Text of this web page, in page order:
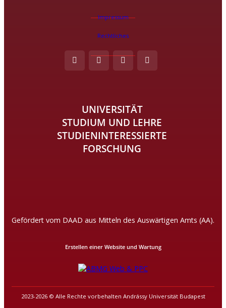
Impressum
Rechtliches
UNIVERSITÄT
STUDIUM UND LEHRE
STUDIENINTERESSIERTE
FORSCHUNG
Gefördert vom DAAD aus Mitteln des Auswärtigen Amts (AA).
2023-2026 © Alle Rechte vorbehalten Andrássy Universität Budapest
Erstellen einer Website und Wartung